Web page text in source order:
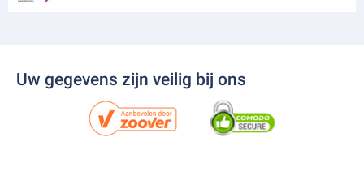
Uw gegevens zijn veilig bij ons